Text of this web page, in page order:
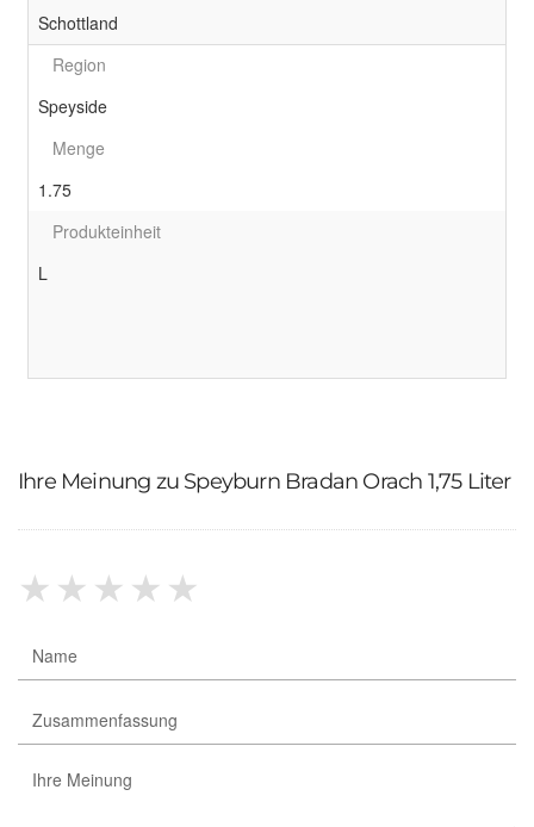
Schottland
Region
Speyside
Menge
1.75
Produkteinheit
L
Ihre Meinung zu Speyburn Bradan Orach 1,75 Liter
★★★★★